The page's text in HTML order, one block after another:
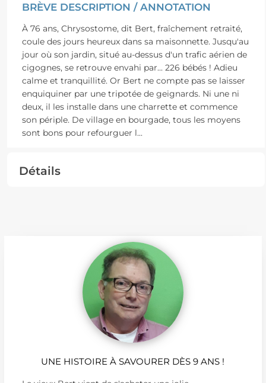
BRÈVE DESCRIPTION / ANNOTATION
À 76 ans, Chrysostome, dit Bert, fraîchement retraité,
coule des jours heureux dans sa maisonnette. Jusqu'au
jour où son jardin, situé au-dessus d'un trafic aérien de
cigognes, se retrouve envahi par... 226 bébés ! Adieu
calme et tranquillité. Or Bert ne compte pas se laisser
enquiquiner par une tripotée de geignards. Ni une ni
deux, il les installe dans une charrette et commence
son périple. De village en bourgade, tous les moyens
sont bons pour refourguer l...
Détails
UNE HISTOIRE À SAVOURER DÈS 9 ANS !